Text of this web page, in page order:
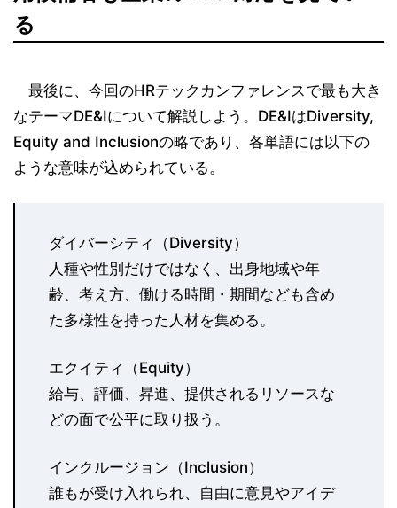
る
最後に、今回のHRテックカンファレンスで最も大き
なテーマDE&Iについて解説しよう。DE&IはDiversity,
Equity and Inclusionの略であり、各単語には以下の
ような意味が込められている。
ダイバーシティ（Diversity）
人種や性別だけではなく、出身地域や年
齢、考え方、働ける時間・期間なども含め
た多様性を持った人材を集める。
エクイティ（Equity）
給与、評価、昇進、提供されるリソースな
どの面で公平に取り扱う。
インクルージョン（Inclusion）
誰もが受け入れられ、自由に意見やアイデ